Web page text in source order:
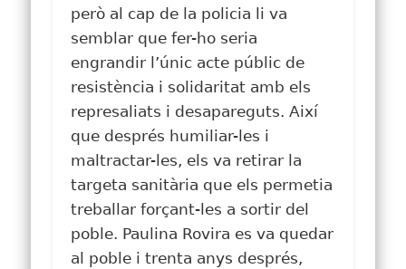
però al cap de la policia li va
semblar que fer-ho seria
engrandir l’únic acte públic de
resistència i solidaritat amb els
represaliats i desapareguts. Així
que després humiliar-les i
maltractar-les, els va retirar la
targeta sanitària que els permetia
treballar forçant-les a sortir del
poble. Paulina Rovira es va quedar
al poble i trenta anys després,